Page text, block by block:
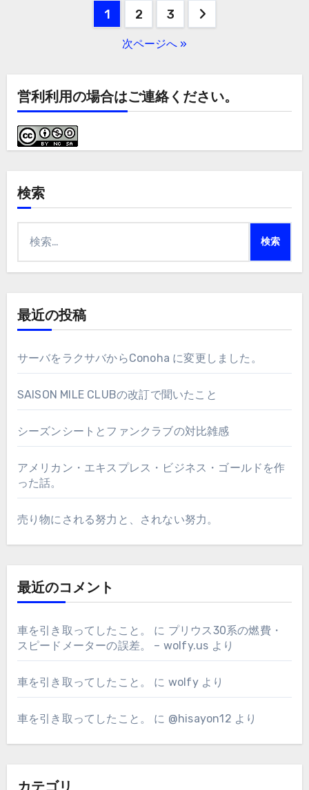
ペ
ー
ジ
送
り
1 2 3
次ページへ »
営利利用の場合はご連絡ください。
検索
最近の投稿
サーバをラクサバからConoha に変更しました。
SAISON MILE CLUBの改訂で聞いたこと
シーズンシートとファンクラブの対比雑感
アメリカン・エキスプレス・ビジネス・ゴールドを作
った話。
売り物にされる努力と、されない努力。
最近のコメント
車を引き取ってしたこと。 に プリウス30系の燃費・
スピードメーターの誤差。 – wolfy.us より
車を引き取ってしたこと。 に wolfyより
車を引き取ってしたこと。 に @hisayon12 より